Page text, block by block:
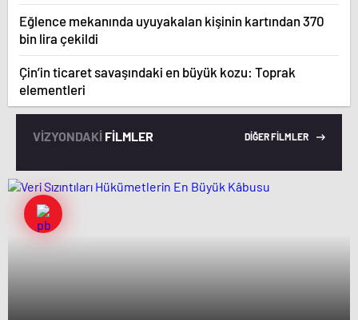
Eğlence mekanında uyuyakalan kişinin kartından 370
bin lira çekildi
Çin’in ticaret savaşındaki en büyük kozu: Toprak
elementleri
VİZYONDAKİ FİLMLER DİĞER FİLMLER